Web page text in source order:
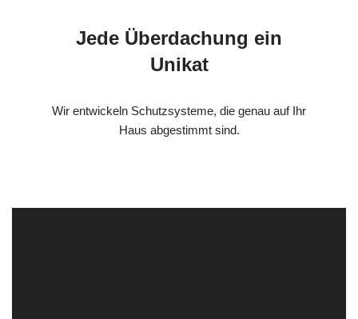
Jede Überdachung ein
Unikat
Wir entwickeln Schutzsysteme, die genau auf Ihr
Haus abgestimmt sind.